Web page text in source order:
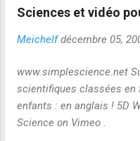
Sciences et vidéo
Meichelf décembre 05,
www.simplescience.net
scientifiques classées en
enfants : en anglais ! 5D
Science on Vimeo .